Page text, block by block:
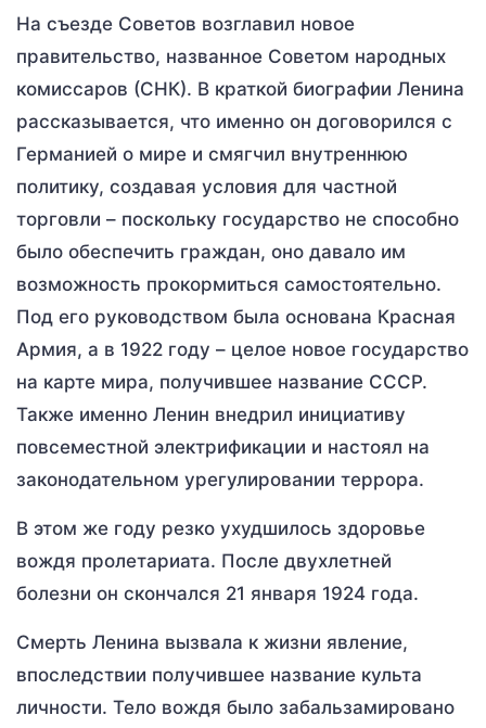
На съезде Советов возглавил новое
правительство, названное Советом народных
комиссаров (СНК). В краткой биографии Ленина
рассказывается, что именно он договорился с
Германией о мире и смягчил внутреннюю
политику, создавая условия для частной
торговли – поскольку государство не способно
было обеспечить граждан, оно давало им
возможность прокормиться самостоятельно.
Под его руководством была основана Красная
Армия, а в 1922 году – целое новое государство
на карте мира, получившее название СССР.
Также именно Ленин внедрил инициативу
повсеместной электрификации и настоял на
законодательном урегулировании террора.
В этом же году резко ухудшилось здоровье
вождя пролетариата. После двухлетней
болезни он скончался 21 января 1924 года.
Смерть Ленина вызвала к жизни явление,
впоследствии получившее название культа
личности. Тело вождя было забальзамировано